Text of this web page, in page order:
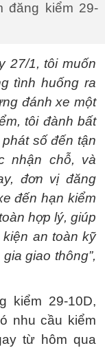
đăng kiểm 29-
27/1, tôi muốn
tình huống ra
đánh xe một
tôi đành bất
số đến tận
nhận chỗ, và
đơn vị đăng
đến hạn kiểm
hợp lý, giúp
an toàn kỹ
giao thông”,
kiểm 29-10D,
nhu cầu kiểm
từ hôm qua